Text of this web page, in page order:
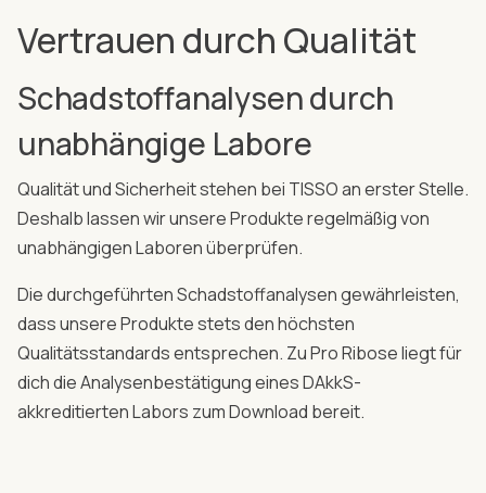
Vertrauen durch Qualität
Schadstoffanalysen durch
unabhängige Labore
Qualität und Sicherheit stehen bei TISSO an erster Stelle.
Deshalb lassen wir unsere Produkte regelmäßig von
unabhängigen Laboren überprüfen.
Die durchgeführten Schadstoffanalysen gewährleisten,
dass unsere Produkte stets den höchsten
Qualitätsstandards entsprechen. Zu Pro Ribose liegt für
dich die Analysenbestätigung eines DAkkS-
akkreditierten Labors zum Download bereit.